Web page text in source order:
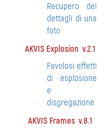
Recupero dei
dettagli di una
foto
AKVIS Explosion v.2.1
Favolosi effetti
di esplosione
e
disgregazione
AKVIS Frames v.8.1